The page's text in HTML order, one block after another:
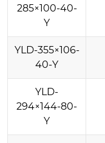
285×100-40-
Y
YLD-355×106-
40-Y
YLD-
294×144-80-
Y